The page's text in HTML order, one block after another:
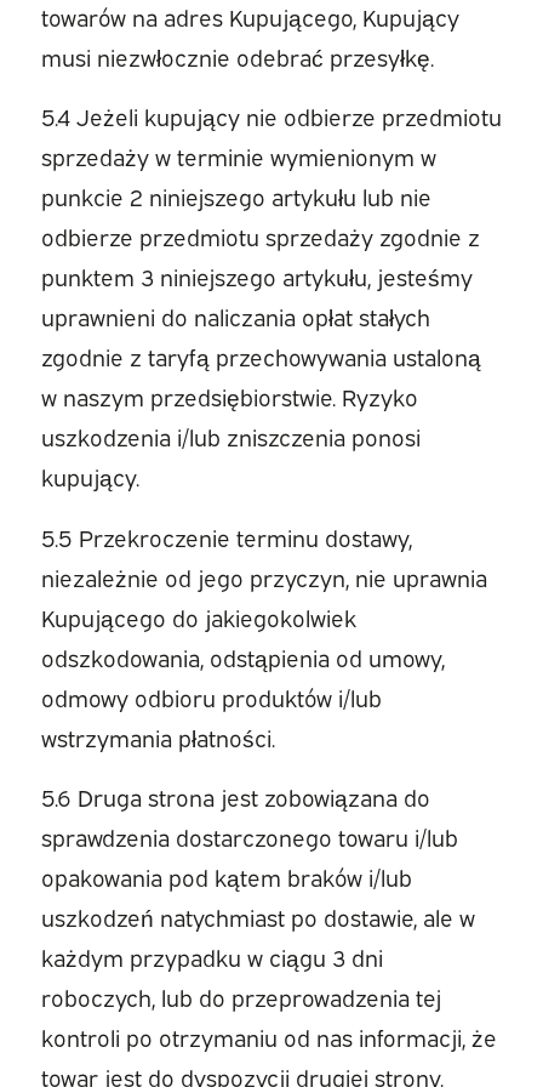
towarów na adres Kupującego, Kupujący
musi niezwłocznie odebrać przesyłkę.
5.4 Jeżeli kupujący nie odbierze przedmiotu
sprzedaży w terminie wymienionym w
punkcie 2 niniejszego artykułu lub nie
odbierze przedmiotu sprzedaży zgodnie z
punktem 3 niniejszego artykułu, jesteśmy
uprawnieni do naliczania opłat stałych
zgodnie z taryfą przechowywania ustaloną
w naszym przedsiębiorstwie. Ryzyko
uszkodzenia i/lub zniszczenia ponosi
kupujący.
5.5 Przekroczenie terminu dostawy,
niezależnie od jego przyczyn, nie uprawnia
Kupującego do jakiegokolwiek
odszkodowania, odstąpienia od umowy,
odmowy odbioru produktów i/lub
wstrzymania płatności.
5.6 Druga strona jest zobowiązana do
sprawdzenia dostarczonego towaru i/lub
opakowania pod kątem braków i/lub
uszkodzeń natychmiast po dostawie, ale w
każdym przypadku w ciągu 3 dni
roboczych, lub do przeprowadzenia tej
kontroli po otrzymaniu od nas informacji, że
towar jest do dyspozycji drugiej strony.